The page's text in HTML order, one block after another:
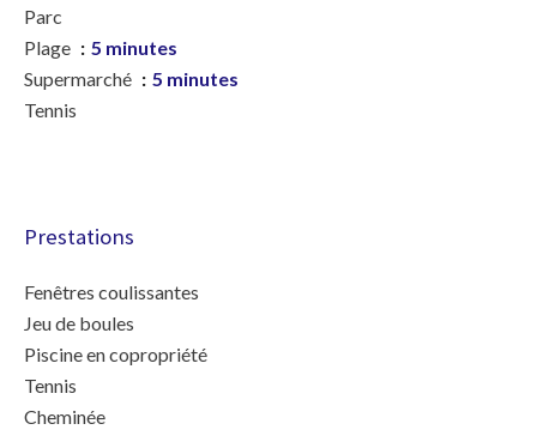
Parc
Plage
5 minutes
Supermarché
5 minutes
Tennis
Prestations
Fenêtres coulissantes
Jeu de boules
Piscine en copropriété
Tennis
Cheminée